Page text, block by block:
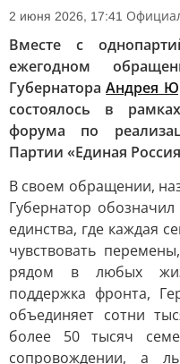
2 июня 2026, 17:41
Вместе с
ежегодном
ГубернатораАндрея
состоялось в
форума по
Партии «Единая
В своем обращении,
Губернатор
единства, где каждая
чувствовать
рядом в любых
поддержка фронта,
объединяет сотни
более 50 тысяч
сопровождении, а